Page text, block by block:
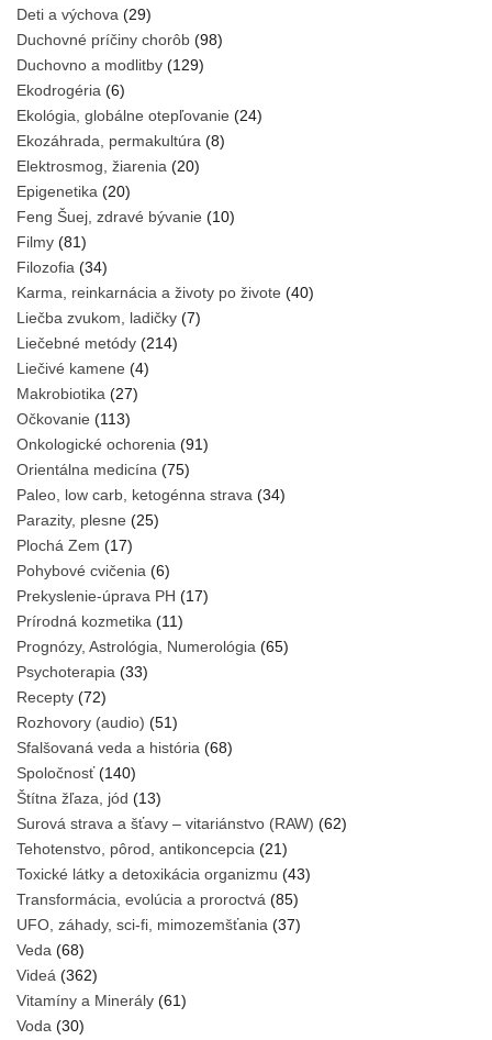
Deti a výchova (29)
Duchovné príčiny chorôb (98)
Duchovno a modlitby (129)
Ekodrogéria (6)
Ekológia, globálne otepľovanie (24)
Ekozáhrada, permakultúra (8)
Elektrosmog, žiarenia (20)
Epigenetika (20)
Feng Šuej, zdravé bývanie (10)
Filmy (81)
Filozofia (34)
Karma, reinkarnácia a životy po živote (40)
Liečba zvukom, ladičky (7)
Liečebné metódy (214)
Liečivé kamene (4)
Makrobiotika (27)
Očkovanie (113)
Onkologické ochorenia (91)
Orientálna medicína (75)
Paleo, low carb, ketogénna strava (34)
Parazity, plesne (25)
Plochá Zem (17)
Pohybové cvičenia (6)
Prekyslenie-úprava PH (17)
Prírodná kozmetika (11)
Prognózy, Astrológia, Numerológia (65)
Psychoterapia (33)
Recepty (72)
Rozhovory (audio) (51)
Sfalšovaná veda a história (68)
Spoločnosť(140)
Štítna žľaza, jód (13)
Surová strava a šťavy – vitariánstvo (RAW) (62)
Tehotenstvo, pôrod, antikoncepcia (21)
Toxické látky a detoxikácia organizmu (43)
Transformácia, evolúcia a proroctvá (85)
UFO, záhady, sci-fi, mimozemšťania (37)
Veda (68)
Videá (362)
Vitamíny a Minerály (61)
Voda (30)